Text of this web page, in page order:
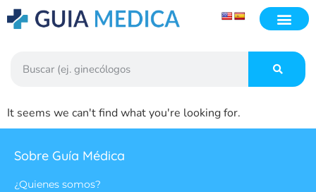
It seems we can't find what you're looking for.
Sobre Guía Médica
¿Quienes somos?